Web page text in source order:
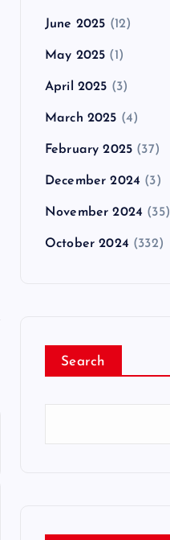
June 2025 (12)
May 2025 (1)
April 2025 (3)
March 2025 (4)
February 2025 (37)
December 2024 (3)
November 2024 (35)
October 2024 (332)
Search